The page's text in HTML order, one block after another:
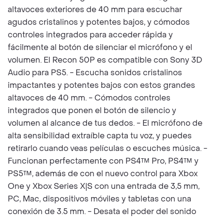
altavoces exteriores de 40 mm para escuchar
agudos cristalinos y potentes bajos, y cómodos
controles integrados para acceder rápida y
fácilmente al botón de silenciar el micrófono y el
volumen. El Recon 50P es compatible con Sony 3D
Audio para PS5. - Escucha sonidos cristalinos
impactantes y potentes bajos con estos grandes
altavoces de 40 mm. - Cómodos controles
integrados que ponen el botón de silencio y
volumen al alcance de tus dedos. - El micrófono de
alta sensibilidad extraíble capta tu voz, y puedes
retirarlo cuando veas películas o escuches música. -
Funcionan perfectamente con PS4™ Pro, PS4™ y
PS5™, además de con el nuevo control para Xbox
One y Xbox Series X|S con una entrada de 3,5 mm,
PC, Mac, dispositivos móviles y tabletas con una
conexión de 3.5 mm. - Desata el poder del sonido